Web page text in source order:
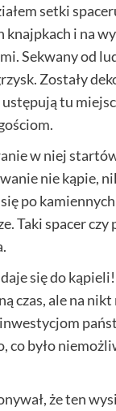
setki
knajpkach i na
Sekwany od
Zostały
tu
w niej
nie kąpie,
po
Taki spacer
się do
czas, ale na
było
że ten